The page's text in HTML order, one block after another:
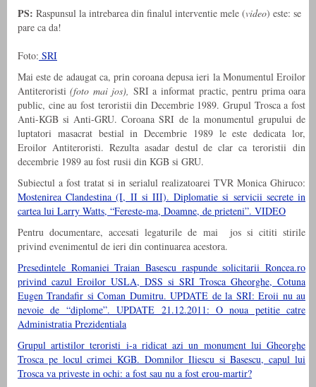
PS: Raspunsul la intrebarea din finalul interventie mele (video) este: se
pare ca da!
Foto: SRI
Mai este de adaugat ca, prin coroana depusa ieri la Monumentul Eroilor
Antiteroristi(foto mai jos), SRI a informat practic, pentru prima oara
public, cine au fost teroristii din Decembrie 1989. Grupul Trosca a fost
Anti-KGB si Anti-GRU. Coroana SRI de la monumentul grupului de
luptatori masacrat bestial in Decembrie 1989 le este dedicata lor,
Eroilor Antiteroristi. Rezulta asadar destul de clar ca teroristii din
decembrie 1989 au fost rusii din KGB si GRU.
Subiectul a fost tratat si in serialul realizatoarei TVR Monica Ghiruco:
Mostenirea Clandestina (I, II si III). Diplomatie si servicii secrete in
cartea lui Larry Watts, “Fereste-ma, Doamne, de prieteni”. VIDEO
Pentru documentare, accesati legaturile de mai jos si cititi stirile
privind evenimentul de ieri din continuarea acestora.
Presedintele Romaniei Traian Basescu raspunde solicitarii Roncea.ro
privind cazul Eroilor USLA, DSS si SRI Trosca Gheorghe, Cotuna
Eugen Trandafir si Coman Dumitru. UPDATE de la SRI: Eroii nu au
nevoie de “diplome”. UPDATE 21.12.2011: O noua petitie catre
Administratia Prezidentiala
Grupul artistilor teroristi i-a ridicat azi un monument lui Gheorghe
Trosca pe locul crimei KGB. Domnilor Iliescu si Basescu, capul lui
Trosca va priveste in ochi: a fost sau nu a fost erou-martir?